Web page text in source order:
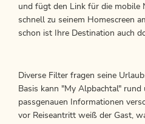
und fügt den Link für die mobile
schnell zu seinem Homescreen
schon ist Ihre Destination auch
Diverse Filter fragen seine
Basis kann "My Alpbachtal"
passgenauen Informationen
vor Reiseantritt weiß der Gast,